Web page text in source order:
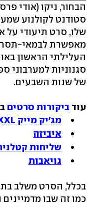
הבחור, ניקו (אודי
סטודנט לקולנוע
שלו, סרט תיעודי על
מאפשרת לבמאי-
העלילתי הראשון
סגנוניות למערבוני
של שנות השבעים.
עוד ביקורות סרטים
מג'יק מייק XXL
איביזה
שליחות
גויאבות
בכלל, הסרט משלב
כמו זה שבו מדמיינים